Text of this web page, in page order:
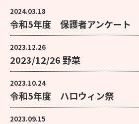
2024.03.18
令和5年度 保護者アンケー
2023.12.26
2023/12/26 野菜
2023.10.24
令和5年度 ハロウィン祭
2023.09.15